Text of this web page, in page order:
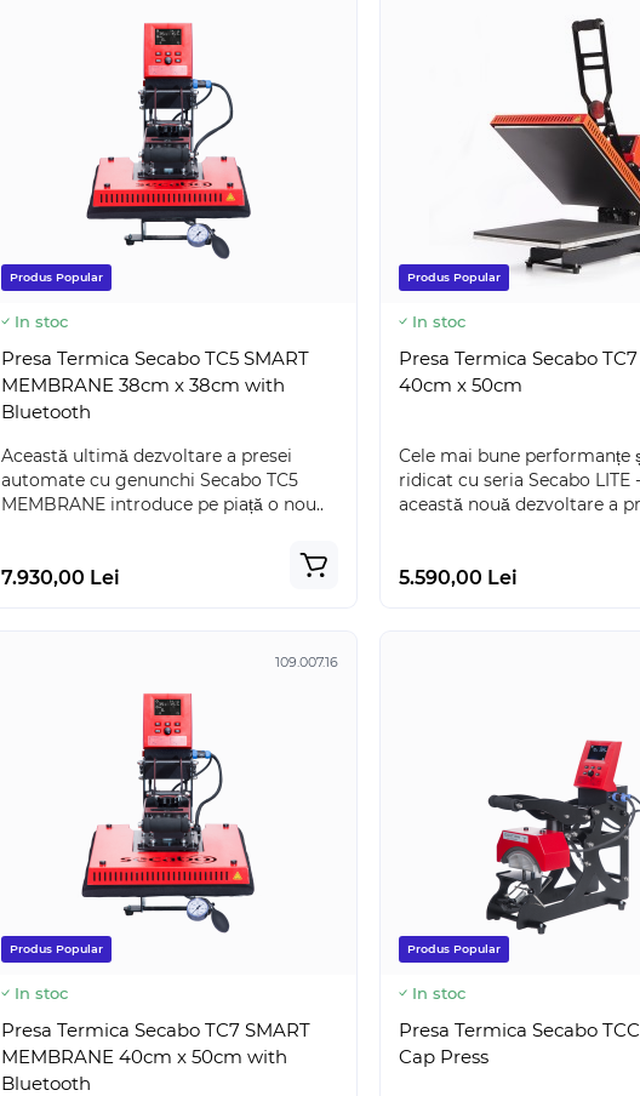
SILH-CAMEO-5-WHT-4T
5
1
Silhouette Cameo 5 Alb
1.900,00 Lei -21 %
1.499,00 Lei
SILH-
2.999,00 Lei -5 %
2.850,00 Lei
Produs Popular
In stoc
Presa Termica Secabo TC5 SMART
MEMBRANE 38cm x 38cm with
Bluetooth
Această ultimă dezvoltare a presei
automate cu genunchi Secabo TC5
MEMBRANE introduce pe piață o nou..
7.930,00 Lei
Produs Popular
In stoc
Presa Termica Secabo
40cm x 50cm
Cele mai bune performanțe
ridicat cu seria Secabo LITE
această nouă dezvoltare a
5.590,00 Lei
109.007.16
Produs Popular
In stoc
Presa Termica Secabo TC7 SMART
MEMBRANE 40cm x 50cm with
Bluetooth
Produs Popular
In stoc
Presa Termica Secabo
Cap Press